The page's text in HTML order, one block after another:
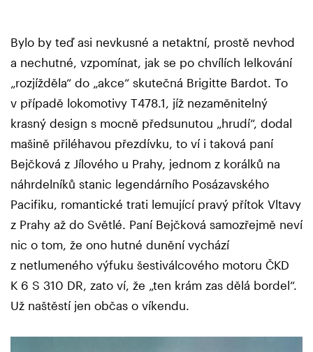
Bylo by teď asi nevkusné a netaktní, prostě nevhod
a nechutné, vzpomínat, jak se po chvílích lelkování
„rozjížděla“ do „akce“ skutečná Brigitte Bardot. To
v případě lokomotivy T478.1, jíž nezaměnitelný
krasný design s mocně předsunutou „hrudí“, dodal
mašině přiléhavou přezdívku, to ví i taková paní
Bejčková z Jílového u Prahy, jednom z korálků na
náhrdelníků stanic legendárního Posázavského
Pacifiku, romantické trati lemující pravý přítok Vltavy
z Prahy až do Světlé. Paní Bejčková samozřejmě neví
nic o tom, že ono hutné dunění vychází
z netlumeného výfuku šestiválcového motoru ČKD
K 6 S 310 DR, zato ví, že „ten krám zas dělá bordel“.
Už naštěstí jen občas o víkendu.